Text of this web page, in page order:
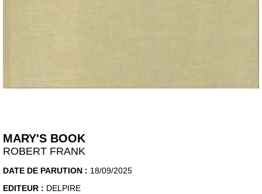
MARY'S BOOK
ROBERT FRANK
DATE DE PARUTION : 18/09/2025
EDITEUR : DELPIRE